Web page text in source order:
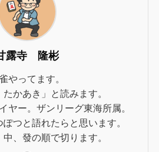
露寺 隆彬
やってます。
かあき」と読みます。
ヤー。ザンリーグ東海所属。
つと語れたらと思います。
、發の順で切ります。